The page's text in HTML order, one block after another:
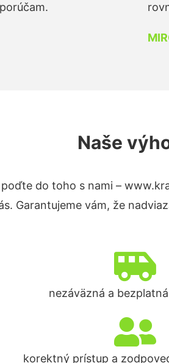
Naše
poďte do toho s nami –
Garantujeme vám, že
nezáväzná a
korektný prístup a